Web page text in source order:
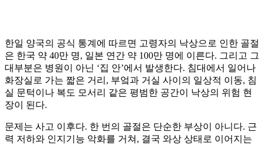
한일 양국의 공식 통계에 따르면 고령자의 낙상으로 인한 골절
은 한국 약 40만 명, 일본 연간 약 100만 명에 이른다. 그리고 그
대부분은 병원이 아닌 ‘집 안’에서 발생한다. 침대에서 일어나
화장실로 가는 짧은 거리, 부엌과 거실 사이의 일상적 이동, 침
실 문턱이나 복도 모서리 같은 평범한 공간이 낙상의 위험 현
장이 된다.
문제는 사고 이후다. 한 번의 골절은 단순한 부상이 아니다. 근
력 저하와 인지기능 악화를 거쳐, 결국 와상 상태로 이어지는